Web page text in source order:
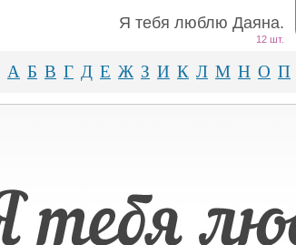
Я тебя люблю Даяна.
12 шт.
А Б В Г Д Е Ж З И К Л М Н О П